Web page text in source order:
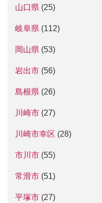
山口県 (25)
岐阜県 (112)
岡山県 (53)
岩出市 (56)
島根県 (26)
川崎市 (27)
川崎市幸区 (28)
市川市 (55)
常滑市 (51)
平塚市 (27)